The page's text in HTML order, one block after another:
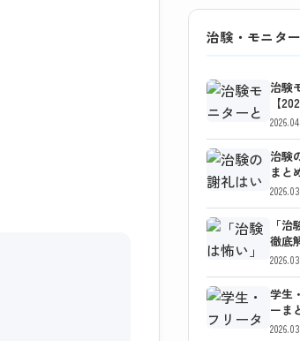
治験・モニタ
治験
【
治験
まと
「
徹底
学生
ーま